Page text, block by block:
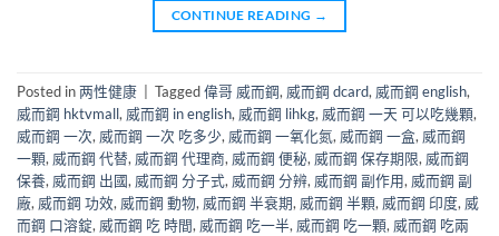
CONTINUE READING →
Posted in两性健康 Tagged偉哥 威而鋼, 威而鋼 dcard, 威而鋼 english,
威而鋼 hktvmall, 威而鋼 in english, 威而鋼 lihkg, 威而鋼 一天 可以吃幾顆,
威而鋼 一次, 威而鋼 一次 吃多少, 威而鋼 一氧化氮, 威而鋼 一盒, 威而鋼
一顆, 威而鋼 代替, 威而鋼 代理商, 威而鋼 便秘, 威而鋼 保存期限, 威而鋼
保養, 威而鋼 出國, 威而鋼 分子式, 威而鋼 分辨, 威而鋼 副作用, 威而鋼 副
廠, 威而鋼 功效, 威而鋼 動物, 威而鋼 半衰期, 威而鋼 半顆, 威而鋼 印度, 威
而鋼 口溶錠, 威而鋼 吃 時間, 威而鋼 吃一半, 威而鋼 吃一顆, 威而鋼 吃兩